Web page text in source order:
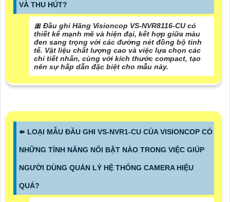
VÀ THU HÚT?
🎀 Đầu ghi Hãng Visioncop VS-NVR8116-CU có
thiết kế mạnh mẽ và hiện đại, kết hợp giữa màu
đen sang trọng với các đường nét đồng bộ tinh
tế. Vật liệu chất lượng cao và việc lựa chọn các
chi tiết nhấn, cùng với kích thước compact, tạo
nên sự hấp dẫn đặc biệt cho mẫu này.
➽ LOẠI MẪU ĐẦU GHI VS-NVR1-CU CỦA VISIONCOP CÓ
NHỮNG TÍNH NĂNG NỔI BẬT NÀO TRONG VIỆC GIÚP
NGƯỜI DÙNG QUẢN LÝ HỆ THỐNG CAMERA HIỆU
QUẢ?